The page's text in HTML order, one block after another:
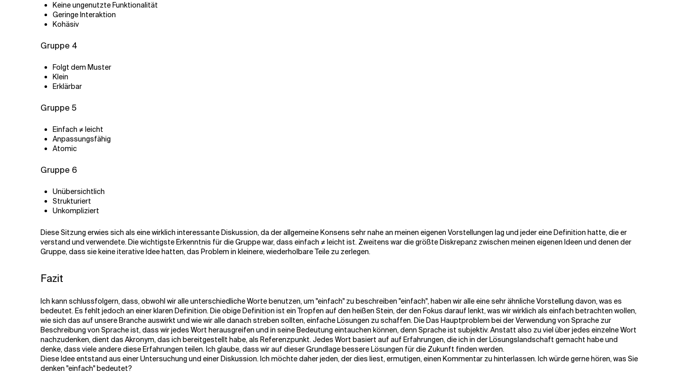
Keine ungenutzte Funktionalität
Geringe Interaktion
Kohäsiv
Gruppe 4
Folgt dem Muster
Klein
Erklärbar
Gruppe 5
Einfach ≠ leicht
Anpassungsfähig
Atomic
Gruppe 6
Unübersichtlich
Strukturiert
Unkompliziert
Diese Sitzung erwies sich als eine wirklich interessante Diskussion, da der allgemeine Konsens sehr nahe an meinen eigenen Vorstellungen lag und jeder eine Definition hatte, die er
verstand und verwendete.Die wichtigste Erkenntnis für die Gruppe war, dass einfach ≠ leicht ist. Zweitens war die größte Diskrepanz zwischen meinen eigenen Ideen und denen der
Gruppe, dass sie keine iterative Idee hatten, das Problem in kleinere, wiederholbare Teile zu zerlegen.
Fazit
Ich kann schlussfolgern, dass, obwohl wir alle unterschiedliche Worte benutzen, um "einfach" zu beschreiben "einfach",haben wir alle eine sehr ähnliche Vorstellung davon, was es
bedeutet. Es fehlt jedoch an einer klaren Definition.Die obige Definition ist ein Tropfen auf den heißen Stein, der den Fokus darauf lenkt, was wir wirklich als einfach betrachten wollen,
wie sich das auf unsere Branche auswirkt und wie wir alle danach streben sollten, einfache Lösungen zu schaffen.DieDas Hauptproblem bei der Verwendung von Sprache zur
Beschreibung von Sprache ist, dass wir jedes Wort herausgreifen und in seine Bedeutung eintauchen können, denn Sprache ist subjektiv. Anstatt also zu viel über jedes einzelne Wort
nachzudenken, dient das Akronym, das ich bereitgestellt habe, als Referenzpunkt. Jedes Wort basiert auf auf Erfahrungen, die ich in der Lösungslandschaft gemacht habe und
denke, dass viele andere diese Erfahrungen teilen.Ich glaube, dass wir auf dieser Grundlage bessere Lösungen für die Zukunft finden werden.
Diese Idee entstand aus einer Untersuchung und einer Diskussion. Ich möchte daher jeden, der dies liest, ermutigen, einen Kommentar zu hinterlassen. Ich würde gerne hören, was Sie
denken "einfach"bedeutet?